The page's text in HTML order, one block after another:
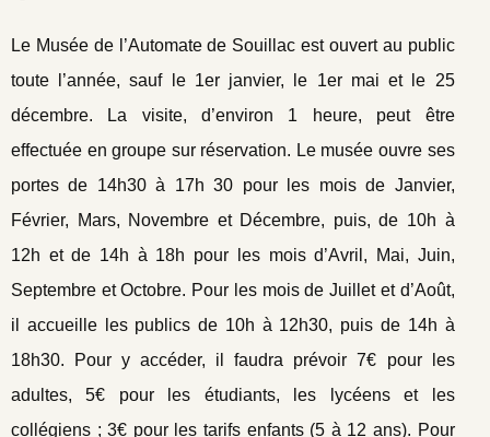
Le Musée de l’Automate de Souillac est ouvert au public
toute l’année, sauf le 1er janvier, le 1er mai et le 25
décembre. La visite, d’environ 1 heure, peut être
effectuée en groupe sur réservation. Le musée ouvre ses
portes de 14h30 à 17h 30 pour les mois de Janvier,
Février, Mars, Novembre et Décembre, puis, de 10h à
12h et de 14h à 18h pour les mois d’Avril, Mai, Juin,
Septembre et Octobre. Pour les mois de Juillet et d’Août,
il accueille les publics de 10h à 12h30, puis de 14h à
18h30. Pour y accéder, il faudra prévoir 7€ pour les
adultes, 5€ pour les étudiants, les lycéens et les
collégiens ; 3€ pour les tarifs enfants (5 à 12 ans). Pour